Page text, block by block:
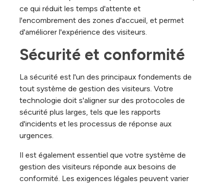
ce qui réduit les temps d'attente et
l'encombrement des zones d'accueil, et permet
d'améliorer l'expérience des visiteurs.
Sécurité et conformité
La sécurité est l'un des principaux fondements de
tout système de gestion des visiteurs. Votre
technologie doit s'aligner sur des protocoles de
sécurité plus larges, tels que les rapports
d'incidents et les processus de réponse aux
urgences.
Il est également essentiel que votre système de
gestion des visiteurs réponde aux besoins de
conformité. Les exigences légales peuvent varier